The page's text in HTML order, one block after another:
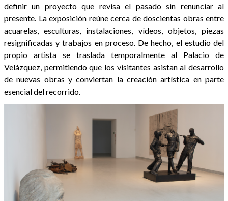
definir un proyecto que revisa el pasado sin renunciar al
presente. La exposición reúne cerca de doscientas obras entre
acuarelas, esculturas, instalaciones, vídeos, objetos, piezas
resignificadas y trabajos en proceso. De hecho, el estudio del
propio artista se traslada temporalmente al Palacio de
Velázquez, permitiendo que los visitantes asistan al desarrollo
de nuevas obras y conviertan la creación artística en parte
esencial del recorrido.